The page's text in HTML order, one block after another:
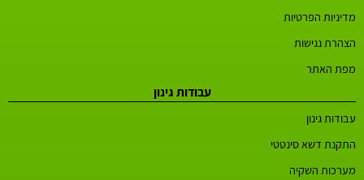
מדיניות הפרטיות
הצהרת נגישות
מפת האתר
עבודות גינון
עבודות גינון
התקנת דשא סינטטי
מערכות השקיה